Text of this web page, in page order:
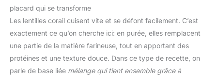
placard qui se transforme
Les lentilles corail cuisent vite et se défont facilement. C’est
exactement ce qu’on cherche ici: en purée, elles remplacent
une partie de la matière farineuse, tout en apportant des
protéines et une texture douce. Dans ce type de recette, on
parle de base liée mélange qui tient ensemble grâce à